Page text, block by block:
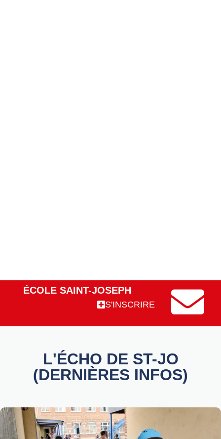
ÉCOLE SAINT-JOSEPH
S'INSCRIRE
L'ÉCHO DE ST-JO
(DERNIÈRES INFOS)